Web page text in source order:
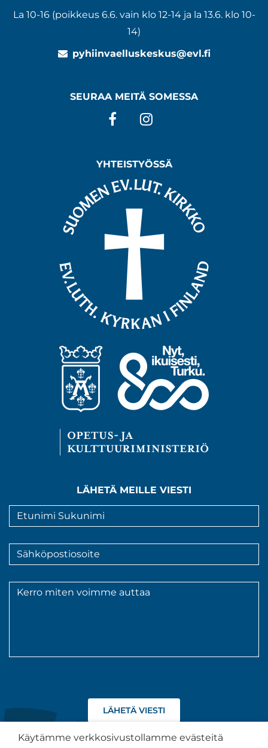
La 10-16 (poikkeus 6.6. vain klo 12-14 ja la 13.6. klo 10-
14)
pyhiinvaelluskeskus@evl.fi
SEURAA MEITÄ SOMESSA
Facebook
YHTEISTYÖSSÄ
LÄHETÄ MEILLE VIESTI
Nimi
*
Sähköpostiosoite
*
Viesti
tietojeni
tietosuojaselosteen
Käytämme verkkosivustollamme evästeitä